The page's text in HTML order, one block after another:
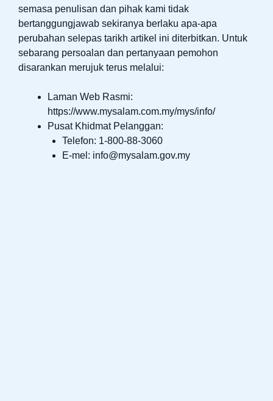
semasa penulisan dan pihak kami tidak
bertanggungjawab sekiranya berlaku apa-apa
perubahan selepas tarikh artikel ini diterbitkan. Untuk
sebarang persoalan dan pertanyaan pemohon
disarankan merujuk terus melalui:
Laman Web Rasmi:
https://www.mysalam.com.my/mys/info/
Pusat Khidmat Pelanggan:
Telefon: 1-800-88-3060
E-mel: info@mysalam.gov.my